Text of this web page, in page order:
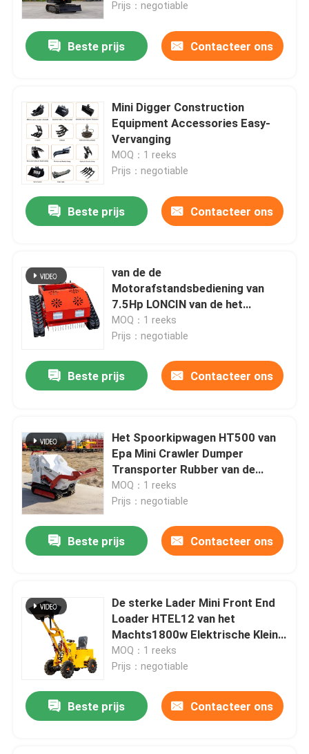
Prijs：negotiable
Beste prijs Contacteer ons
Mini Digger Construction
Equipment Accessories Easy-
Vervanging
MOQ：1 reeks
Prijs：negotiable
Beste prijs Contacteer ons
van de de
Motorafstandsbediening van
7.5Hp LONCIN van de het
GasGrasmaaimachine
Automatische het Gazonsnijder
MOQ：1 reeks
Prijs：negotiable
Beste prijs Contacteer ons
Het Spoorkipwagen HT500 van
Epa Mini Crawler Dumper
Transporter Rubber van de
benzinemotor
MOQ：1 reeks
Prijs：negotiable
Beste prijs Contacteer ons
De sterke Lader Mini Front End
Loader HTEL12 van het
Machts1800w Elektrische Kleine
Wiel
MOQ：1 reeks
Prijs：negotiable
Beste prijs Contacteer ons